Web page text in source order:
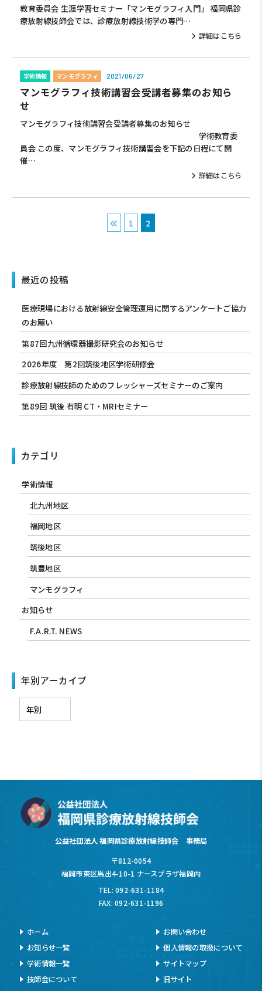
教育委員会 生涯学習セミナー「マンモグラフィ入門」 福岡県診
療放射線技師会では、診療放射線技術学の専門…
詳細はこちら
学術情報 マンモグラフィ 2021/06/27
マンモグラフィ技術講習会受講者募集のお知ら
せ
マンモグラフィ技術講習会受講者募集のお知らせ
学術教育委
員会 この度、マンモグラフィ技術講習会を下記の日程にて開
催…
詳細はこちら
1 2
最近の投稿
医療現場における放射線安全管理運用に関するアンケートご協力
のお願い
第87回九州循環器撮影研究会のお知らせ
2026年度 第2回筑後地区学術研修会
診療放射線技師のためのフレッシャーズセミナーのご案内
第89回 筑後 有明 CT・MRIセミナー
カテゴリ
学術情報
北九州地区
福岡地区
筑後地区
筑豊地区
マンモグラフィ
お知らせ
F.A.R.T. NEWS
年別アーカイブ
公益社団法人 福岡県診療放射線技師会 事務局
〒812-0054
福岡市東区馬出4-10-1 ナースプラザ福岡内
TEL: 092-631-1184
FAX: 092-631-1196
ホーム
お知らせ一覧
学術情報一覧
技師会について
お問い合わせ
個人情報の取扱について
サイトマップ
旧サイト